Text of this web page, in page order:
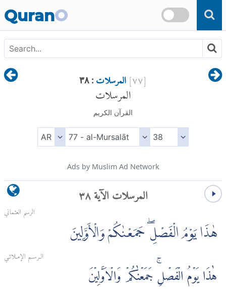
Skip to main content
QuranO
[٧٧]المرسلات : ٣٨ المرسلات
القرآن الكريم
Ads by Muslim Ad Network
المرسلات الآية ٣٨
الرسم العثماني
هٰذَا يَوْمُ الْفَصْلِ ۖ جَمَعْنٰكُمْ وَالْأَوَّلِينَ
الـرسـم الإمـلائـي
هٰذَا يَوۡمُ الۡفَصۡلِ‌ۚ جَمَعۡنٰكُمۡ وَالۡاَوَّلِيۡنَ